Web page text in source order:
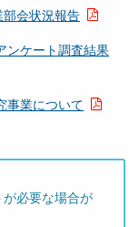
会状況報告
ンケート調査結果
事業について
必要な場合が